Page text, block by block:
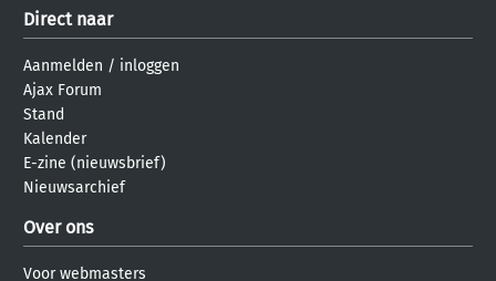
Direct naar
Aanmelden / inloggen
Ajax Forum
Stand
Kalender
E-zine (nieuwsbrief)
Nieuwsarchief
Over ons
Voor webmasters